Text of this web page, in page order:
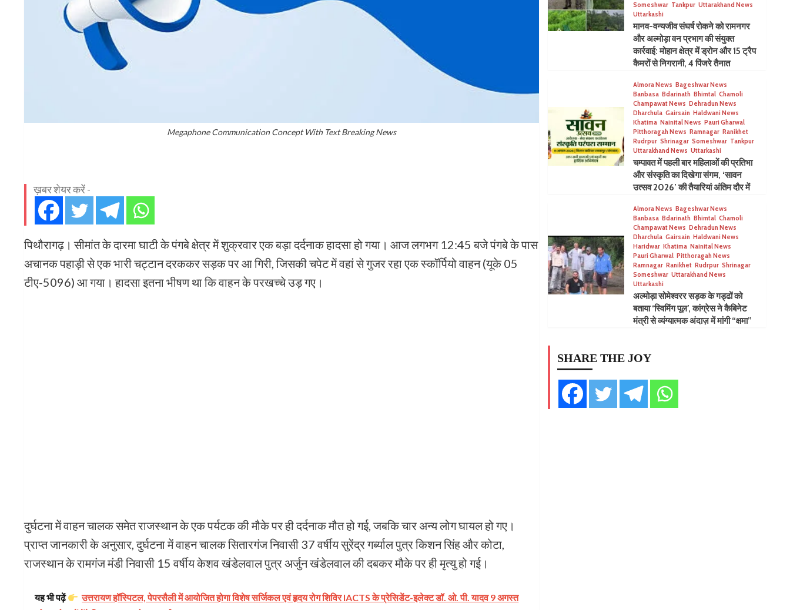
Megaphone Communication Concept With Text Breaking News
ख़बर शेयर करें -
पिथौरागढ़। सीमांत के दारमा घाटी के पंगबे क्षेत्र में शुक्रवार एक बड़ा दर्दनाक हादसा हो गया। आज लगभग 12:45 बजे पंगबे के पास
अचानक पहाड़ी से एक भारी चट्टान दरककर सड़क पर आ गिरी, जिसकी चपेट में वहां से गुजर रहा एक स्कॉर्पियो वाहन (यूके 05
टीए-5096) आ गया। हादसा इतना भीषण था कि वाहन के परखच्चे उड़ गए।
दुर्घटना में वाहन चालक समेत राजस्थान के एक पर्यटक की मौके पर ही दर्दनाक मौत हो गई, जबकि चार अन्य लोग घायल हो गए।
प्राप्त जानकारी के अनुसार, दुर्घटना में वाहन चालक सितारगंज निवासी 37 वर्षीय सुरेंद्र गर्ब्याल पुत्र किशन सिंह और कोटा,
राजस्थान के रामगंज मंडी निवासी 15 वर्षीय केशव खंडेलवाल पुत्र अर्जुन खंडेलवाल की दबकर मौके पर ही मृत्यु हो गई।
यह भी पढ़ें
उत्तरायण हॉस्पिटल, पेपरसैली में आयोजित होगा विशेष सर्जिकल एवं हृदय रोग शिविर IACTS के प्रेसिडेंट-इलेक्ट डॉ. ओ. पी. यादव 9 अगस्त
Someshwar Tankpur Uttarakhand News
Uttarkashi
मानव-वन्यजीव संघर्ष रोकने को रामनगर
और अल्मोड़ा वन प्रभाग की संयुक्त
कार्रवाई: मोहान क्षेत्र में ड्रोन और 15 ट्रैप
कैमरों से निगरानी, 4 पिंजरे तैनात
Almora News Bageshwar News
Banbasa Bdarinath Bhimtal Chamoli
Champawat News Dehradun News
Dharchula Gairsain Haldwani News
Khatima Nainital News Pauri Gharwal
Pitthoragah News Ramnagar Ranikhet
Rudrpur Shrinagar Someshwar Tankpur
Uttarakhand News Uttarkashi
चम्पावत में पहली बार महिलाओं की प्रतिभा
और संस्कृति का दिखेगा संगम, ‘सावन
उत्सव 2026’ की तैयारियां अंतिम दौर में
Almora News Bageshwar News
Banbasa Bdarinath Bhimtal Chamoli
Champawat News Dehradun News
Dharchula Gairsain Haldwani News
Haridwar Khatima Nainital News
Pauri Gharwal Pitthoragah News
Ramnagar Ranikhet Rudrpur Shrinagar
Someshwar Uttarakhand News
Uttarkashi
अल्मोड़ा सोमेश्वरर सड़क के गड्ढों को
बताया ‘स्विमिंग पूल’, कांग्रेस ने कैबिनेट
मंत्री से व्यंग्यात्मक अंदाज़ में मांगी “क्षमा”
SHARE THE JOY